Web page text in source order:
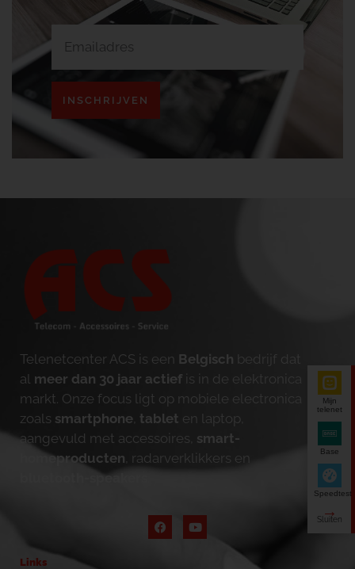
INSCHRIJVEN
Telenetcenter ACS is een Belgisch bedrijf dat
al meer dan 30 jaar actief is in de elektronica
markt. Onze focus ligt op mobiele electronica
zoals smartphone tablet en laptop,
aangevuld met accessoires, smart-
homeproducten , radarverklikkers en
bluetooth-speakers
Links
Mijn
telenet
Base
Speedtest